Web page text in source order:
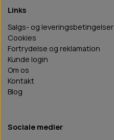
Links
Salgs- og leveringsbetingelser
Cookies
Fortrydelse og reklamation
Kunde login
Om os
Kontakt
Blog
Sociale medier